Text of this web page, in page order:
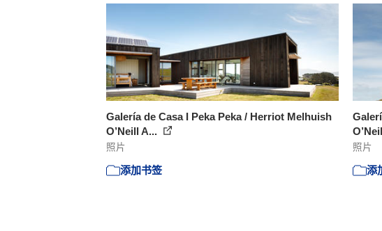
Galería de Casa I Peka Peka / Herriot Melhuish
O’Neill A...
照片
添加书签
照片
添